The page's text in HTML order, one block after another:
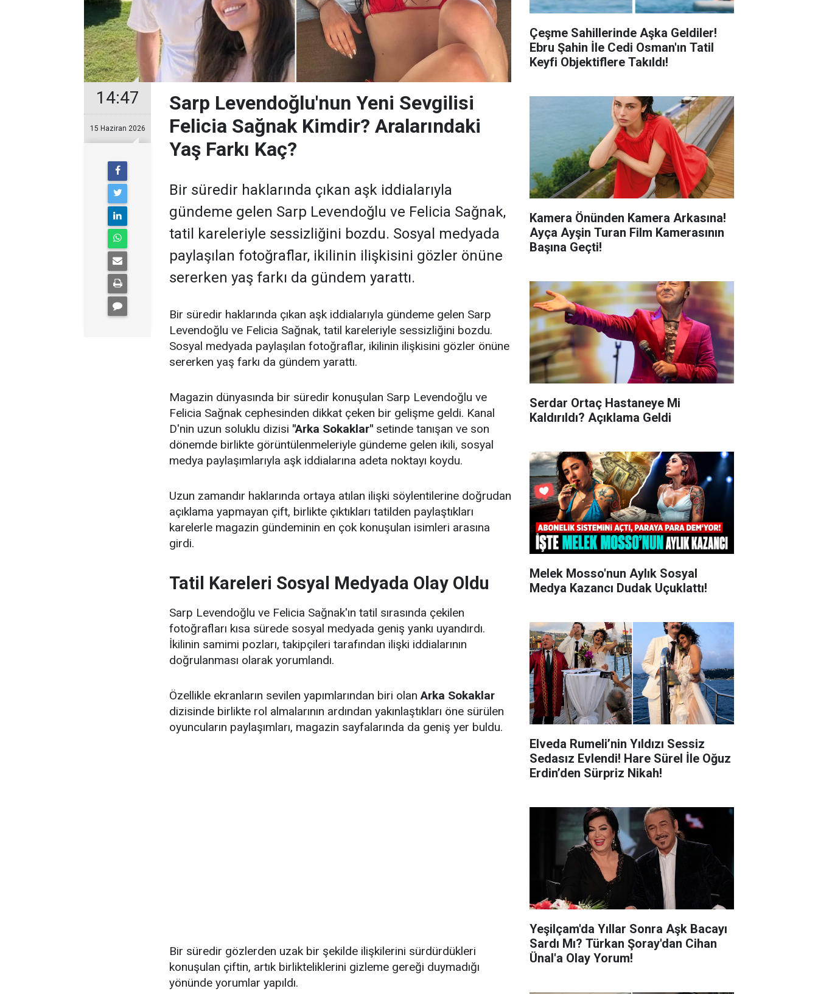
14:47
15 Haziran 2026
Sarp Levendoğlu'nun Yeni Sevgilisi
Felicia Sağnak Kimdir? Aralarındaki
Yaş Farkı Kaç?
Bir süredir haklarında çıkan aşk iddialarıyla
gündeme gelen Sarp Levendoğlu ve Felicia Sağnak,
tatil kareleriyle sessizliğini bozdu. Sosyal medyada
paylaşılan fotoğraflar, ikilinin ilişkisini gözler önüne
sererken yaş farkı da gündem yarattı.
Bir süredir haklarında çıkan aşk iddialarıyla gündeme gelen Sarp
Levendoğlu ve Felicia Sağnak, tatil kareleriyle sessizliğini bozdu.
Sosyal medyada paylaşılan fotoğraflar, ikilinin ilişkisini gözler önüne
sererken yaş farkı da gündem yarattı.
Magazin dünyasında bir süredir konuşulan Sarp Levendoğlu ve
Felicia Sağnak cephesinden dikkat çeken bir gelişme geldi. Kanal
D'nin uzun soluklu dizisi "Arka Sokaklar" setinde tanışan ve son
dönemde birlikte görüntülenmeleriyle gündeme gelen ikili, sosyal
medya paylaşımlarıyla aşk iddialarına adeta noktayı koydu.
Uzun zamandır haklarında ortaya atılan ilişki söylentilerine doğrudan
açıklama yapmayan çift, birlikte çıktıkları tatilden paylaştıkları
karelerle magazin gündeminin en çok konuşulan isimleri arasına
girdi.
Tatil Kareleri Sosyal Medyada Olay Oldu
Sarp Levendoğlu ve Felicia Sağnak'ın tatil sırasında çekilen
fotoğrafları kısa sürede sosyal medyada geniş yankı uyandırdı.
İkilinin samimi pozları, takipçileri tarafından ilişki iddialarının
doğrulanması olarak yorumlandı.
Özellikle ekranların sevilen yapımlarından biri olanArka Sokaklar
dizisinde birlikte rol almalarının ardından yakınlaştıkları öne sürülen
oyuncuların paylaşımları, magazin sayfalarında da geniş yer buldu.
Bir süredir gözlerden uzak bir şekilde ilişkilerini sürdürdükleri
konuşulan çiftin, artık birlikteliklerini gizleme gereği duymadığı
yönünde yorumlar yapıldı.
Çeşme Sahillerinde Aşka Geldiler!
Ebru Şahin İle Cedi Osman'ın Tatil
Keyfi Objektiflere Takıldı!
Kamera Önünden Kamera Arkasına!
Ayça Ayşin Turan Film Kamerasının
Başına Geçti!
Serdar Ortaç Hastaneye Mi
Kaldırıldı? Açıklama Geldi
Melek Mosso'nun Aylık Sosyal
Medya Kazancı Dudak Uçuklattı!
Elveda Rumeli’nin Yıldızı Sessiz
Sedasız Evlendi! Hare Sürel İle Oğuz
Erdin’den Sürpriz Nikah!
Yeşilçam'da Yıllar Sonra Aşk Bacayı
Sardı Mı? Türkan Şoray'dan Cihan
Ünal'a Olay Yorum!